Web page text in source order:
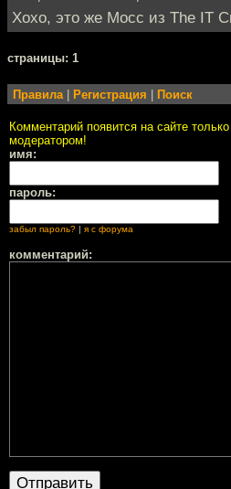
Хохо, это же Мосс из The IT
cтраницы: 1
Правила| Регистрация Поиск
Комментарий появится на сайте
модератором!
имя:
пароль:
забыл пароль? | я с форума
комментарий: